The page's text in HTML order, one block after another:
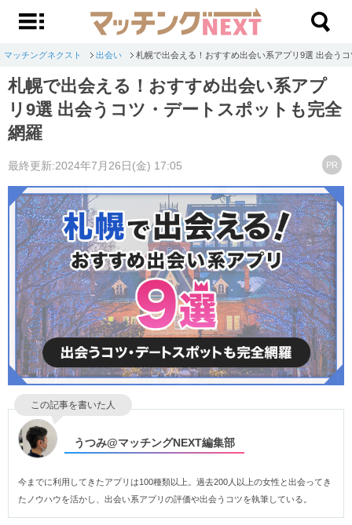
マッチングネクスト 出会い 札幌で出会える！おすすめ出会い系アプリ9選 出会う
札幌で出会える！おすすめ出会い系アプ
リ9選 出会うコツ・デートスポットも完全
網羅
最終更新:2024年7月26日(金) 17:05 PR
この記事を書いた人
うつみ@マッチングNEXT編集部
今までに利用してきたアプリは100種類以上。過去200人以上の女性と出会ってき
たノウハウを活かし、出会い系アプリの評価や出会うコツを執筆している。